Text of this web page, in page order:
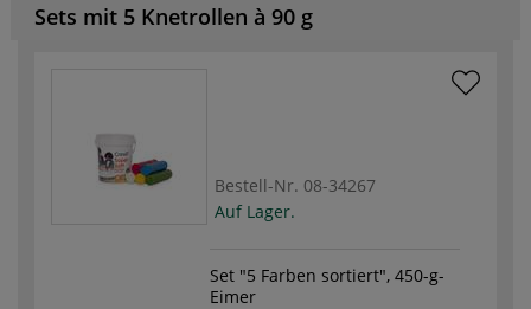
Sets mit 5 Knetrollen à 90 g
Bestell-Nr. 08-34267
Auf Lager.
Set "5 Farben sortiert", 450-g-
Eimer